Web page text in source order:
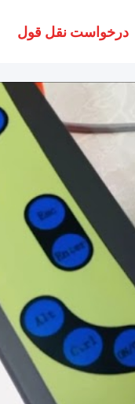
درخواست نقل قول